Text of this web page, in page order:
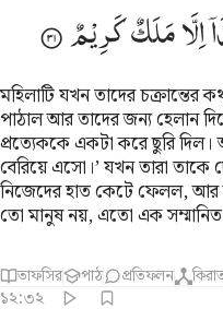
اِلَّامَلَكٌكَرِیْمٌ
মহিলাটি যখন তাদের
পাঠাল আর তাদের জন্য হেলান
প্রত্যেককে একটা করে ছুরি
বেরিয়ে এসো।’ যখন তারা
নিজেদের হাত কেটে ফেলল, আর
তো মানুষ নয়, এতো এক সম্মানিত
তাফসির পাঠ প্রতিফলন
১২:৩২